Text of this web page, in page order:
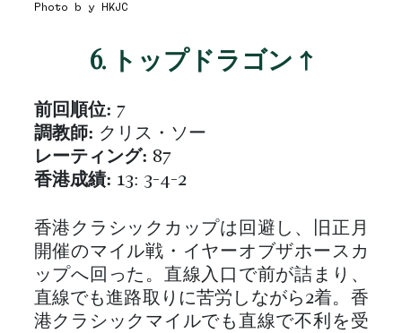
Photo b y HKJC
6. トップドラゴン ↑
前回順位: 7
調教師: クリス・ソー
レーティング: 87
香港成績: 13: 3-4-2
香港クラシックカップは回避し、旧正月
開催のマイル戦・イヤーオブザホースカ
ップへ回った。直線入口で前が詰まり、
直線でも進路取りに苦労しながら2着。香
港クラシックマイルでも直線で不利を受